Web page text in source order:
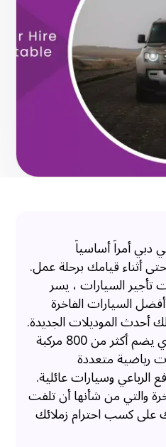
دبي أمراً أساسياً
أثناء قيامك برحلة عمل.
السيارات ، يسر
السيارات الفاخرة
أحدث الموديلات الجديدة.
يشتمل أسطولنا الواسع الذي يضم أكثر من 800 مركبة
رياضية متعددة
الرباعي وسيارات عائلية.
والتي من شأنها أن تلفت
على كسب احترام زملائك